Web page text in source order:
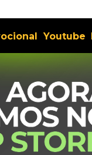
Youtube